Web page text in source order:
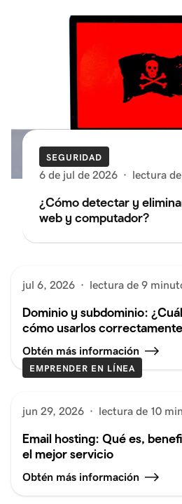
SEGURIDAD
6 de jul de 2026 · lectura
¿Cómo detectar y
web y computador?
jul 6, 2026 · lectura de 9
Dominio y subdominio:
cómo usarlos
Obtén más información
EMPRENDER EN LÍNEA
jun 29, 2026 · lectura de 10
Email hosting: Qué es,
el mejor servicio
Obtén más información